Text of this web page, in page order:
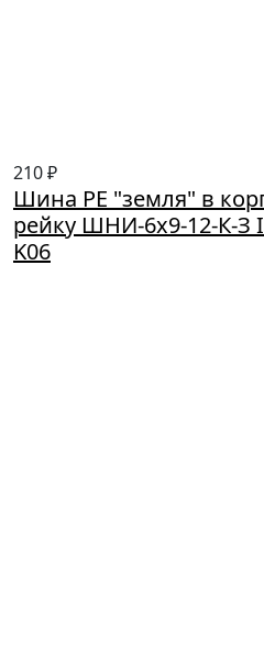
210 ₽
Шина PE "земля" в
рейку ШНИ-6х9-12-К-З
K06